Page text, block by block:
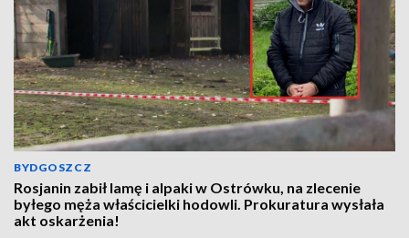
BYDGOSZCZ
Rosjanin zabił lamę i alpaki w Ostrówku, na zlecenie
byłego męża właścicielki hodowli. Prokuratura wysłała
akt oskarżenia!